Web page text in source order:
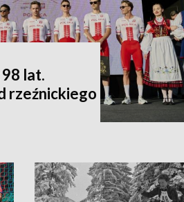
lat.
rzeźnickiego